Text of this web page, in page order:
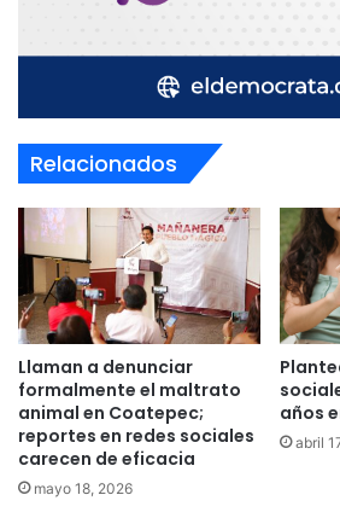
Relacionados
Llaman a denunciar
formalmente el maltrato
animal en Coatepec;
reportes en redes sociales
carecen de eficacia
mayo 18, 2026
años
abril